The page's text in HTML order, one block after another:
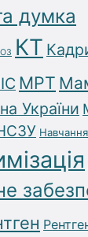
думка
КТ
МРТ
України
Навчання